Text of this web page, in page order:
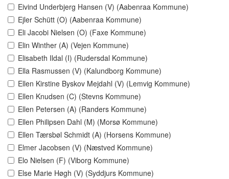
Eivind Underbjerg Hansen (V) (Aabenraa Kommune)
Ejler Schütt (O) (Aabenraa Kommune)
Eli Jacobi Nielsen (O) (Faxe Kommune)
Elin Winther (A) (Vejen Kommune)
Elisabeth Ildal (I) (Rudersdal Kommune)
Ella Rasmussen (V) (Kalundborg Kommune)
Ellen Kirstine Byskov Mejdahl (V) (Lemvig Kommune)
Ellen Knudsen (C) (Stevns Kommune)
Ellen Petersen (A) (Randers Kommune)
Ellen Philipsen Dahl (M) (Morsø Kommune)
Ellen Tærsbøl Schmidt (A) (Horsens Kommune)
Elmer Jacobsen (V) (Næstved Kommune)
Elo Nielsen (F) (Viborg Kommune)
Else Marie Høgh (V) (Syddjurs Kommune)